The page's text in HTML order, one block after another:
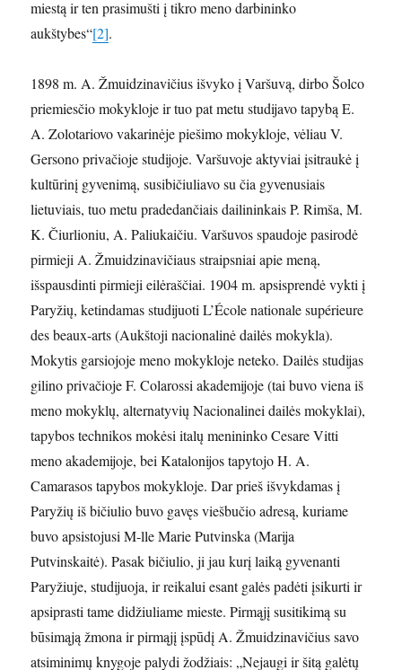
miestą ir ten prasimušti į tikro meno darbininko
aukštybes“[2].
1898 m. A. Žmuidzinavičius išvyko į Varšuvą, dirbo Šolco
priemiesčio mokykloje ir tuo pat metu studijavo tapybą E.
A. Zolotariovo vakarinėje piešimo mokykloje, vėliau V.
Gersono privačioje studijoje. Varšuvoje aktyviai įsitraukė į
kultūrinį gyvenimą, susibičiuliavo su čia gyvenusiais
lietuviais, tuo metu pradedančiais dailininkais P. Rimša, M.
K. Čiurlioniu, A. Paliukaičiu. Varšuvos spaudoje pasirodė
pirmieji A. Žmuidzinavičiaus straipsniai apie meną,
išspausdinti pirmieji eilėraščiai. 1904 m. apsisprendė vykti į
Paryžių, ketindamas studijuoti L’École nationale supérieure
des beaux-arts (Aukštoji nacionalinė dailės mokykla).
Mokytis garsiojoje meno mokykloje neteko. Dailės studijas
gilino privačioje F. Colarossi akademijoje (tai buvo viena iš
meno mokyklų, alternatyvių Nacionalinei dailės mokyklai),
tapybos technikos mokėsi italų menininko Cesare Vitti
meno akademijoje, bei Katalonijos tapytojo H. A.
Camarasos tapybos mokykloje. Dar prieš išvykdamas į
Paryžių iš bičiulio buvo gavęs viešbučio adresą, kuriame
buvo apsistojusi M-lle Marie Putvinska (Marija
Putvinskaitė). Pasak bičiulio, ji jau kurį laiką gyvenanti
Paryžiuje, studijuoja, ir reikalui esant galės padėti įsikurti ir
apsiprasti tame didžiuliame mieste. Pirmąjį susitikimą su
būsimąją žmona ir pirmąjį įspūdį A. Žmuidzinavičius savo
atsiminimų knygoje palydi žodžiais: „Nejaugi ir šitą galėtų